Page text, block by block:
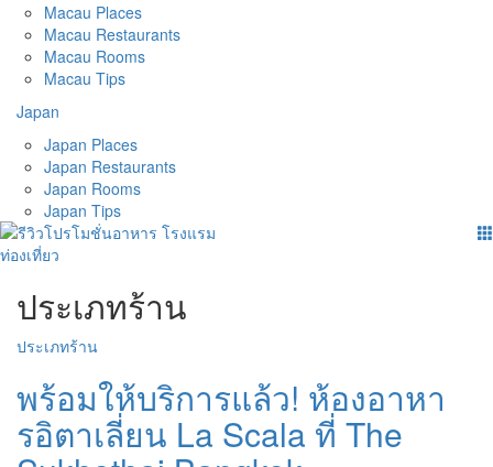
Macau Places
Macau Restaurants
Macau Rooms
Macau Tips
Japan
Japan Places
Japan Restaurants
Japan Rooms
Japan Tips
ประเภทร้าน
ประเภทร้าน
พร้อมให้บริการแล้ว! ห้องอาหา
รอิตาเลี่ยน La Scala ที่ The